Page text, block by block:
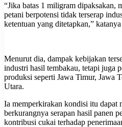
“Jika batas 1 miligram dipaksakan,
petani berpotensi tidak terserap
ketentuan yang ditetapkan,”
Menurut dia, dampak kebijakan
industri hasil tembakau, tetapi juga
produksi seperti Jawa Timur, Jawa
Utara.
Ia memperkirakan kondisi itu dapat
berkurangnya serapan hasil panen
kontribusi cukai terhadap